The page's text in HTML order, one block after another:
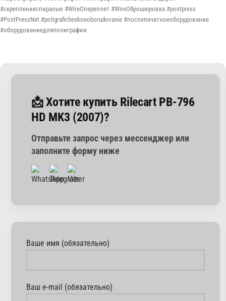
#скреплениеспиралью #WireOпереплет #WireOброшюровка #postpress
#PostPressNet #poligraficheskoeoborudovanie #послепечатноеоборудование
#оборудованиедляполиграфии
📩 Хотите купить Rilecart PB-796
HD MK3 (2007)?
Отправьте запрос через мессенджер или
заполните форму ниже
Ваше имя (обязательно)
Ваш e-mail (обязательно)